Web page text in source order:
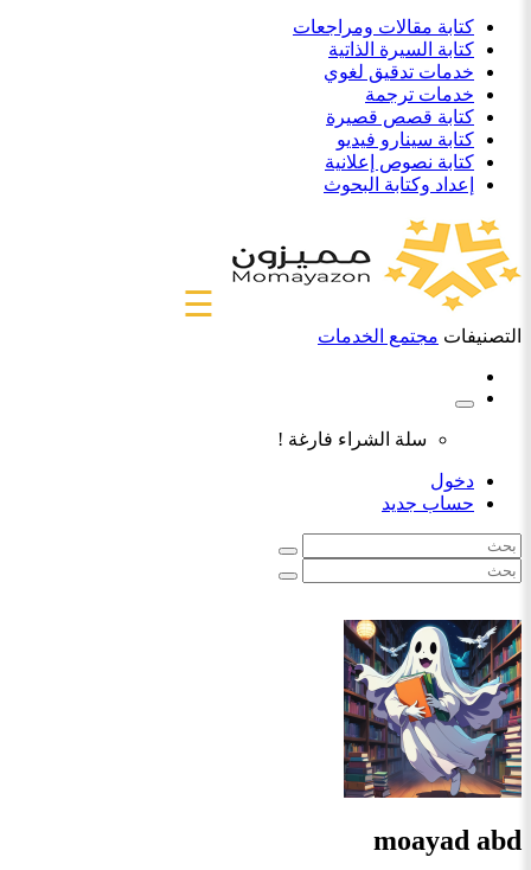
كتابة مقالات ومراجعات
كتابة السيرة الذاتية
خدمات تدقيق لغوي
خدمات ترجمة
كتابة قصص قصيرة
كتابة سينارو فيديو
كتابة نصوص إعلانية
إعداد وكتابة البحوث
☰
التصنيفات مجتمع الخدمات
سلة الشراء فارغة !
دخول
حساب جديد
moayad abd